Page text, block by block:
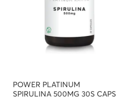
POWER PLATINUM
SPIRULINA 500MG 30S CAPS